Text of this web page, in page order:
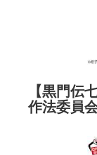
【黒門
作法委員